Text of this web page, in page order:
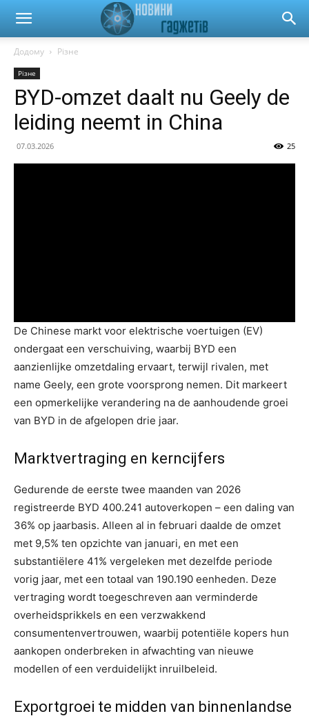
Новини
гаджетів
Додому Різне
Різне
BYD-omzet daalt nu Geely de
leiding neemt in China
07.03.2026 25
De Chinese markt voor elektrische voertuigen (EV)
ondergaat een verschuiving, waarbij BYD een
aanzienlijke omzetdaling ervaart, terwijl rivalen, met
name Geely, een grote voorsprong nemen. Dit markeert
een opmerkelijke verandering na de aanhoudende groei
van BYD in de afgelopen drie jaar.
Marktvertraging en kerncijfers
Gedurende de eerste twee maanden van 2026
registreerde BYD 400.241 autoverkopen – een daling van
36% op jaarbasis. Alleen al in februari daalde de omzet
met 9,5% ten opzichte van januari, en met een
substantiëlere 41% vergeleken met dezelfde periode
vorig jaar, met een totaal van 190.190 eenheden. Deze
vertraging wordt toegeschreven aan verminderde
overheidsprikkels en een verzwakkend
consumentenvertrouwen, waarbij potentiële kopers hun
aankopen onderbreken in afwachting van nieuwe
modellen of een verduidelijkt inruilbeleid.
Exportgroei te midden van binnenlandse